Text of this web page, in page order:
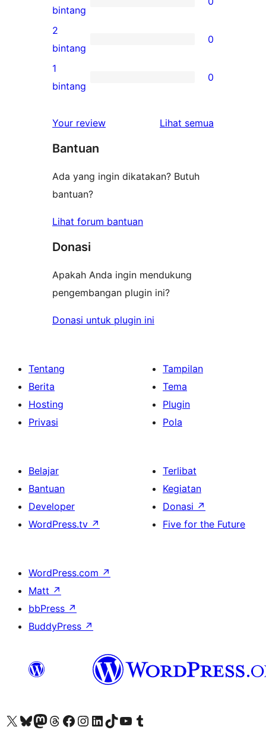
4-
bintang
0
ulasan
3-
bintang
bintang
0
ulasan
2-
2
bintang
0
0
1-
1
bintang
0
Your review Lihat semua
Bantuan
Ada yang ingin dikatakan? Butuh
bantuan?
Lihat forum bantuan
Donasi
Apakah Anda ingin mendukung
pengembangan plugin ini?
Donasi untuk plugin ini
Tentang
Berita
Hosting
Privasi
Tampilan
Tema
Plugin
Pola
Belajar
Bantuan
Developer
WordPress.tv ↗
Terlibat
Kegiatan
Donasi ↗
Five for the Future
WordPress.com ↗
Matt ↗
bbPress ↗
BuddyPress ↗
Kunjungi akun X (sebelumnya Twitter) kamiVisit our Bluesky account
Kunjungi akun Mastodon kami
Visit our Threads account
Kunjungi halaman Facebook kamiKunjungi akun Instagram kamiKunjungi akun LinkedIn kami
Visit our TikTok account
Kunjungi channel YouTube kamiVisit our Tumblr account